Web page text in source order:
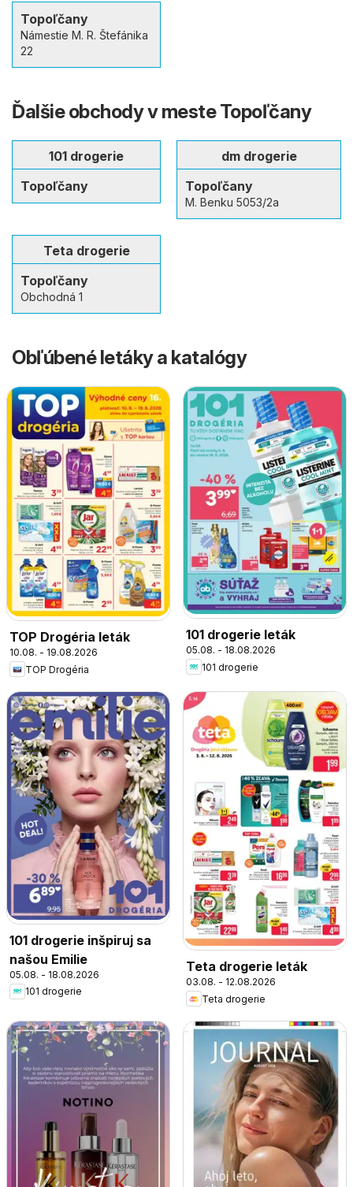
Topoľčany
Námestie M. R. Štefánika
22
Ďalšie obchody v meste Topoľčany
101 drogerie
Topoľčany
dm drogerie
Topoľčany
M. Benku 5053/2a
Teta drogerie
Topoľčany
Obchodná 1
Obľúbené letáky a katalógy
TOP Drogéria leták
10.08. - 19.08.2026
TOP Drogéria
101 drogerie leták
05.08. - 18.08.2026
101 drogerie
101 drogerie inšpiruj sa
našou Emilie
05.08. - 18.08.2026
101 drogerie
Teta drogerie leták
03.08. - 12.08.2026
Teta drogerie